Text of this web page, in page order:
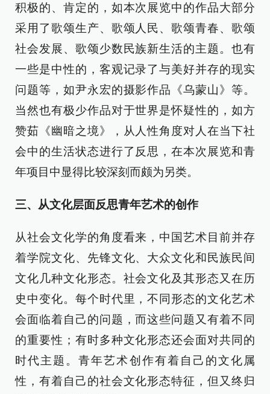
积极的、肯定的，如本次展览中的作品大部分
采用了歌颂生产、歌颂人民、歌颂青春、歌颂
社会发展、歌颂少数民族新生活的主题。也有
一些是中性的，客观记录了与美好并存的现实
问题等，如尹永宏的摄影作品《乌蒙山》等。
当然也有极少作品对于世界是怀疑性的，如方
赞茹《幽暗之境》，从人性角度对人在当下社
会中的生活状态进行了反思，在本次展览和青
年项目中显得比较深刻而颇为另类。
三、从文化层面反思青年艺术的创作
从社会文化学的角度看来，中国艺术目前并存
着学院文化、先锋文化、大众文化和民族民间
文化几种文化形态。社会文化及其形态又在历
史中变化。每个时代里，不同形态的文化艺术
会面临着自己的问题，而这些问题又有着不同
的重要性；有时多种文化形态还会面对共同的
时代主题。青年艺术创作有着自己的文化属
性，有着自己的社会文化形态特征，但又终归